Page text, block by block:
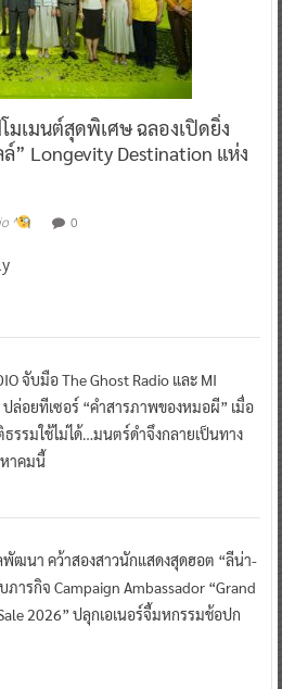
มเมนต์สุดพิเศษ ฉลองเปิดยิ่ง
” Longevity Destination แห่ง
^ 0
จับมือ The Ghost Radio และ MI
ปล่อยทีเซอร์ “คำสารภาพของหมอผี” เมื่อ
รรมใช้ไม่ได้…มนตร์ดำจึงกลายเป็นทาง
หาคมนี้
พัฒนา คว้าสองสาวนักแสดงสุดฮอต “ลีน่า-
ภารกิจ Campaign Ambassador “Grand
2026” ปลุกเอเนอร์จี้มหกรรมช้อปก